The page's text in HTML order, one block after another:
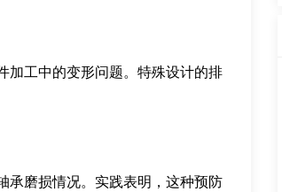
加工中的变形问题。特殊设计的排
承磨损情况。实践表明，这种预防